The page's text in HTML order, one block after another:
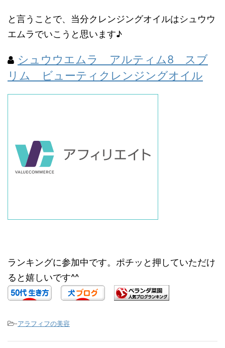
と言うことで、当分クレンジングオイルはシュウウ
エムラでいこうと思います♪
シュウウエムラ アルティム8 スブ
リム ビューティクレンジングオイル
ランキングに参加中です。ポチッと押していただけ
ると嬉しいです^^
-アラフィフの美容